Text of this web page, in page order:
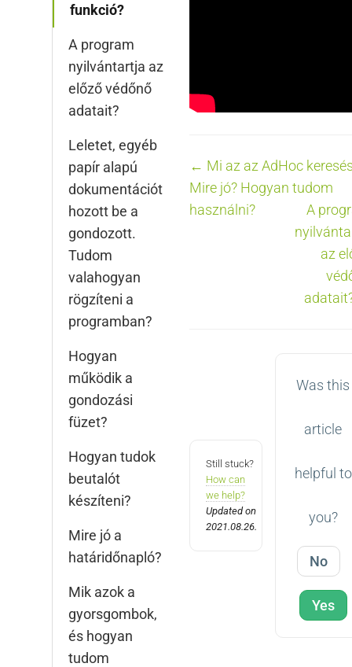
funkció?
A program
nyilvántartja az
előző védőnő
adatait?
Leletet, egyéb
papír alapú
dokumentációt
hozott be a
gondozott.
Tudom
valahogyan
rögzíteni a
programban?
Hogyan
működik a
gondozási
füzet?
Hogyan tudok
beutalót
készíteni?
Mire jó a
határidőnapló?
Mik azok a
gyorsgombok,
és hogyan
tudom
Doc
navigation
← Mi az az AdHoc
Mire jó? Hogyan tudom
használni?
A
az
Still stuck?
How can
we help?
Updated on
2021.08.26.
Was this
article
helpful to
you?
No
Yes